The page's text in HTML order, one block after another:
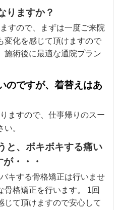
りますか？
すので、まずは一度ご来院
変化を感じて頂けますので
施術後に最適な通院プラン
のですが、着替えはあ
ますので、仕事帰りのスー
。
と、ボキボキする痛い
・・・
キする骨格矯正は行いませ
骨格矯正を行います。 1回
じて頂けますので安心して